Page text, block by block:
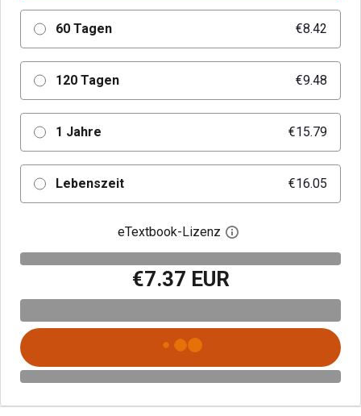
60 Tagen €8.42
120 Tagen €9.48
1 Jahre €15.79
Lebenszeit €16.05
eTextbook-Lizenz Digitalen
€7.37 EUR